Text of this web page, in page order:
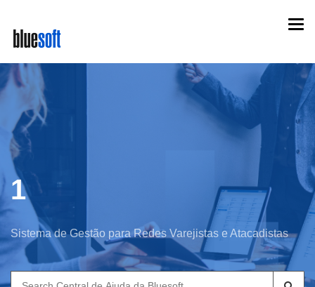
main
content
1
Sistema de Gestão para Redes Varejistas e Atacadistas
Search